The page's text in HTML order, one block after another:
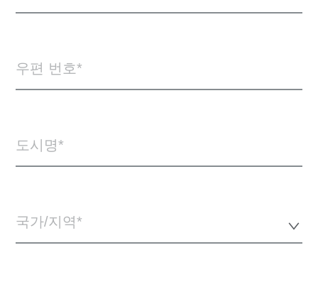
우편 번호
도시명
국가/지역*